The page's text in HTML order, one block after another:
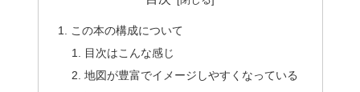
この本の構成について
目次はこんな感じ
地図が豊富でイメージしやすくなっている